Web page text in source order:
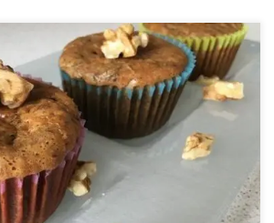
felhasználható alapanyag, még